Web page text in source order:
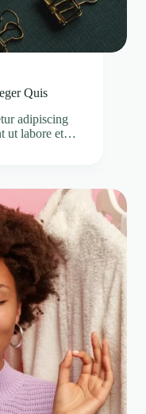
Quis
adipiscing
ut labore et…